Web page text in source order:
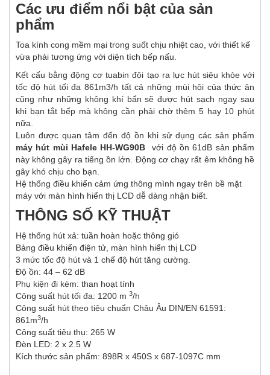
Các ưu điểm nổi bật của sản
phẩm
Toa kính cong mềm mại trong suốt chịu nhiệt cao, với thiết kế
vừa phải tương ứng với diện tích bếp nấu.
Kết cấu bằng động cơ tuabin đôi tạo ra lực hút siêu khỏe với
tốc độ hút tối đa 861m3/h tất cả những mùi hôi của thức ăn
cũng như những không khí bẩn sẽ được hút sạch ngay sau
khi bạn tắt bếp mà không cần phải chờ thêm 5 hay 10 phút
nữa.
Luôn được quan tâm đến độ ồn khi sử dụng các sản phẩm
máy hút mùi Hafele HH-WG90B
với độ ồn 61dB sản phẩm
này không gây ra tiếng ồn lớn. Động cơ chạy rất êm không hề
gây khó chịu cho bạn.
Hệ thống điều khiển cảm ứng thông mình ngay trên bề mặt
máy với màn hình hiển thị LCD dễ dàng nhận biết.
THÔNG SỐ KỸ THUẬT
Hệ thống hút xả: tuần hoàn hoặc thông gió
Bảng điều khiển điện tử, màn hình hiển thị LCD
3 mức tốc độ hút và 1 chế độ hút tăng cường.
Độ ồn: 44 – 62 dB
Phụ kiện đi kèm: than hoạt tính
Công suất hút tối đa: 1200 m 3/h
Công suất hút theo tiêu chuẩn Châu Âu DIN/EN 61591:
861m3/h
Công suất tiêu thụ: 265 W
Đèn LED: 2 x 2.5 W
Kích thước sản phẩm: 898R x 450S x 687-1097C mm